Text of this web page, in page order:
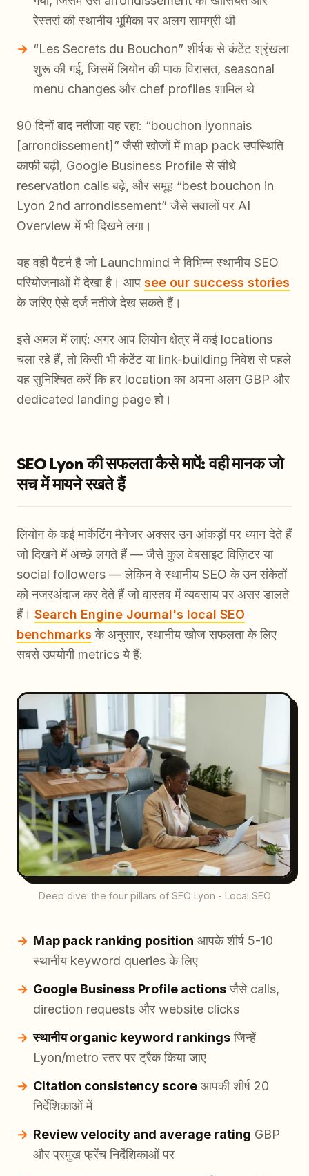
रेस्तरां की स्थानीय भूमिका पर अलग सामग्री थी
“Les Secrets du Bouchon” शीर्षक से कंटेंट श्रृंखला
शुरू की गई, जिसमें लियोन की पाक विरासत, seasonal
menu changes और chef profiles शामिल थे
90 दिनों बाद नतीजा यह रहा: “bouchon lyonnais
[arrondissement]” जैसी खोजों में map pack उपस्थिति
काफी बढ़ी, Google Business Profile से सीधे
reservation calls बढ़े, और समूह “best bouchon in
Lyon 2nd arrondissement” जैसे सवालों पर AI
Overview में भी दिखने लगा।
यह वही पैटर्न है जो Launchmind ने विभिन्न स्थानीय SEO
परियोजनाओं में देखा है। आप see our success stories
के जरिए ऐसे दर्ज नतीजे देख सकते हैं।
इसे अमल में लाएं: अगर आप लियोन क्षेत्र में कई locations
चला रहे हैं, तो किसी भी कंटेंट या link-building निवेश से पहले
यह सुनिश्चित करें कि हर location का अपना अलग GBP और
dedicated landing page हो।
SEO Lyon की सफलता कैसे मापें: वही मानक जो
सच में मायने रखते हैं
लियोन के कई मार्केटिंग मैनेजर अक्सर उन आंकड़ों पर ध्यान देते हैं
जो दिखने में अच्छे लगते हैं — जैसे कुल वेबसाइट विज़िटर या
social followers — लेकिन वे स्थानीय SEO के उन संकेतों
को नजरअंदाज कर देते हैं जो वास्तव में व्यवसाय पर असर डालते
हैं। Search Engine Journal's local SEO
benchmarks के अनुसार, स्थानीय खोज सफलता के लिए
सबसे उपयोगी metrics ये हैं:
Deep dive: the four pillars of SEO Lyon - Local SEO
Map pack ranking position आपके शीर्ष 5-10
स्थानीय keyword queries के लिए
Google Business Profile actionsजैसे calls,
direction requests और website clicks
स्थानीय organic keyword rankingsजिन्हें
Lyon/metro स्तर पर ट्रैक किया जाए
Citation consistency score आपकी शीर्ष 20
निर्देशिकाओं में
Review velocity and average rating GBP
और प्रमुख फ्रेंच निर्देशिकाओं पर